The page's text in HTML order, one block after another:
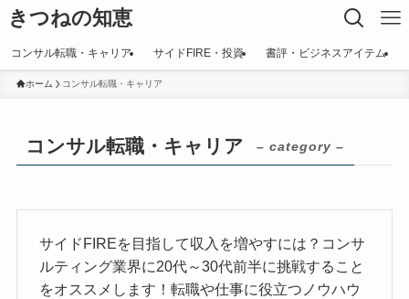
きつねの知恵
コンサル転職・キャリア サイドFIRE・投資 書評・ビジネスアイテム
ホーム コンサル転職・キャリア
コンサル転職・キャリア – category –
サイドFIREを目指して収入を増やすには？コンサ
ルティング業界に20代～30代前半に挑戦すること
をオススメします！転職や仕事に役立つノウハウ